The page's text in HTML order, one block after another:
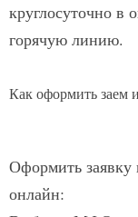
круглосуточно в
горячую линию.
Как оформить заем
Оформить
онлайн: